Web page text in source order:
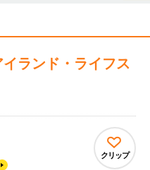
ランド・ライフス
クリップ